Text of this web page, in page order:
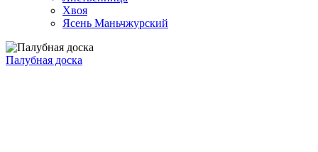
Хвоя
Ясень Маньчжурский
Палубная доска